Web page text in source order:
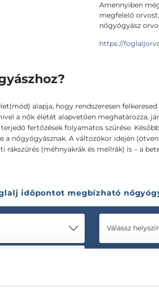
Amennyiben
megfelelő
nőgyógyász
https://
alapja, hogy rendszeresen
a nők életét alapvetően meghatározza,
fertőzések folyamatos szűrése.
a nőgyógyásznak. A változókor idején
(méhnyakrák és mellrák) is – a
időpontot megbízható
Válassz